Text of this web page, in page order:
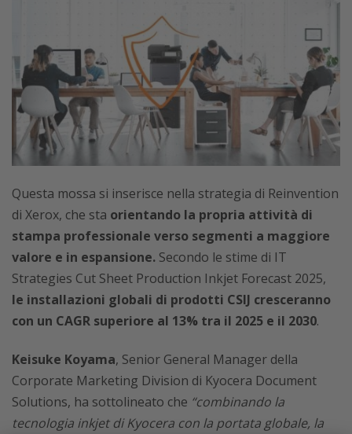
Questa mossa si inserisce nella strategia di Reinvention
di Xerox, che sta orientando la propria attività di
stampa professionale verso segmenti a maggiore
valore e in espansione. Secondo le stime di IT
Strategies Cut Sheet Production Inkjet Forecast 2025,
le installazioni globali di prodotti CSIJ cresceranno
con un CAGR superiore al 13% tra il 2025 e il 2030.
Keisuke Koyama, Senior General Manager della
Corporate Marketing Division di Kyocera Document
Solutions, ha sottolineato che “combinando la
tecnologia inkjet di Kyocera con la portata globale, la